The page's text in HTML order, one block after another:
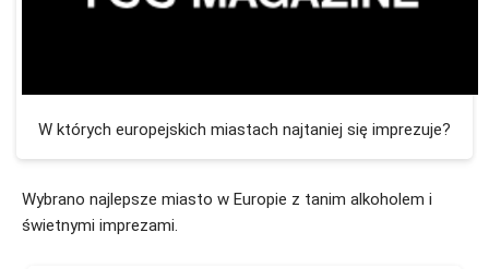
W których europejskich miastach najtaniej się imprezuje?
Wybrano najlepsze miasto w Europie z tanim alkoholem i
świetnymi imprezami.